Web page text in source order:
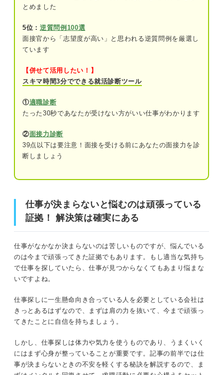
つまずき地点を確認！ 仕事が決まらないときによ
選考対策に原因がある場合
仕事が決まらない状況を打開する！ 4つの見直しポ
仕事が決まらないときに多い状況別！ 専門家が示
す突破口
未経験の業種への挑戦で仕事が決まらない
実績やスキルが足りず仕事が決まらない
さらに内定を確実にするには？ 採用のベテランに
聞いた選考のコツ
仕事が決まらないと忘れがち！ 前向きに求職活動
を進める心得
必要としてくれる会社はある！ 落ちても自
とめました
5位： 逆質問例100選
面接官から「志望度が高い」と思われる逆質問例を厳選し
ています
【併せて活用したい！】
スキマ時間3分でできる就活診断ツール
①適職診断
たった30秒であなたが受けない方がいい仕事がわかります
②面接力診断
39点以下は要注意！面接を受ける前にあなたの面接力を診
断しましょう
仕事が決まらないと悩むのは頑張っている
証拠！ 解決策は確実にある
仕事がなかなか決まらないのは苦しいものですが、悩んでいる
のは今まで頑張ってきた証拠でもあります。もし適当な気持ち
で仕事を探していたら、仕事が見つからなくてもあまり悩まな
いですよね。
仕事探しに一生懸命向き合っている人を必要としている会社は
きっとあるはずなので、まずは肩の力を抜いて、今まで頑張っ
てきたことに自信を持ちましょう。
しかし、仕事探しは体力や気力を使うものであり、うまくいく
にはまず心身が整っていることが重要です。記事の前半では仕
事が決まらないときの不安を軽くする秘訣を解説するので、ま
仕事が決まらないと悩むのは頑張っている証拠！ 解決策
は確実にある
仕事が決まらないときに知っておきたい！ 不安が軽くな
る4つの事実
①正社員の求人も含めて売り手市場である
②仕事を探している人は自分だけではない
③求職活動は数カ月以上かかるのが普通である
④お金の不安には公的なセーフティーネットがある
仕事が決まらなくて苦しいときは心の回復から！ 簡単な